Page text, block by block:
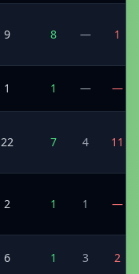
9 8 — 1
1 1 — —
22 7 4 11
2 1 1 —
6 1 3 2